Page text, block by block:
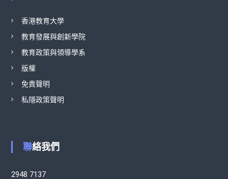
香港教育大學
教育發展與創新學院
教育政策與領導學系
版權
免責聲明
私隱政策聲明
聯絡我們
2948 7137